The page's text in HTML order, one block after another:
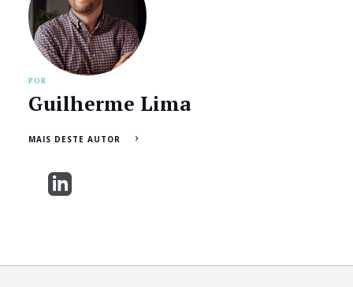
POR
Guilherme Lima
MAIS DESTE AUTOR